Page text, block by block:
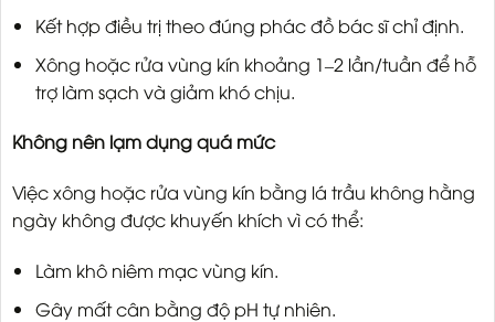
Kết hợp điều trị theo đúng phác đồ bác sĩ chỉ định.
Xông hoặc rửa vùng kín khoảng 1–2 lần/tuần để hỗ
trợ làm sạch và giảm khó chịu.
Không nên lạm dụng quá mức
Việc xông hoặc rửa vùng kín bằng lá trầu không hằng
ngày không được khuyến khích vì có thể:
Làm khô niêm mạc vùng kín.
Gây mất cân bằng độ pH tự nhiên.